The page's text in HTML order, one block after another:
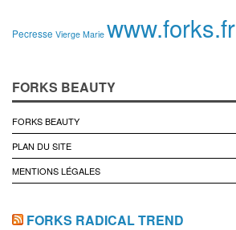
Pecresse Vierge Marie www.forks.fr
FORKS BEAUTY
FORKS BEAUTY
PLAN DU SITE
MENTIONS LÉGALES
FORKS RADICAL TREND